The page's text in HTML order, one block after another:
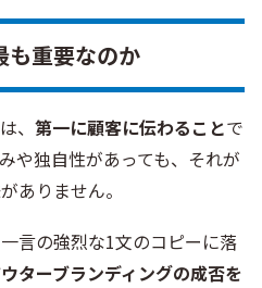
も重要なのか
、 第一に顧客に伝わることで
や独自性があっても、それが
ありません。
言の強烈な1文のコピーに落
ターブランディングの成否を